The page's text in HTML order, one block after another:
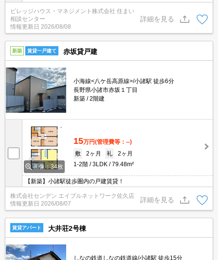
敷金・礼金・更新料・鍵交換手数料0円！※契約内容や審査の結
果、敷金をお預かりする場合がございます。
ビレッジハウス・マネジメント株式会社 住まい
相談センター
情報更新日 2026/08/08
詳細を見る
新築 賃貸一戸建て 赤坂貸戸建
小海線<八ケ岳高原線>/小諸駅 徒歩6分
長野県小諸市赤坂１丁目
新築
2階建
画像：34枚
15万円(管理費等：--)
敷
2ヶ月 礼
2ヶ月
1-2階
3LDK 79.48m²
【新築】小諸駅徒歩圏内の戸建賃貸！
株式会社センデン エイブルネットワーク佐久店
情報更新日 2026/08/07
詳細を見る
賃貸アパート 大井荘2号棟
しなの鉄道しなの鉄道線/小諸駅 徒歩15分